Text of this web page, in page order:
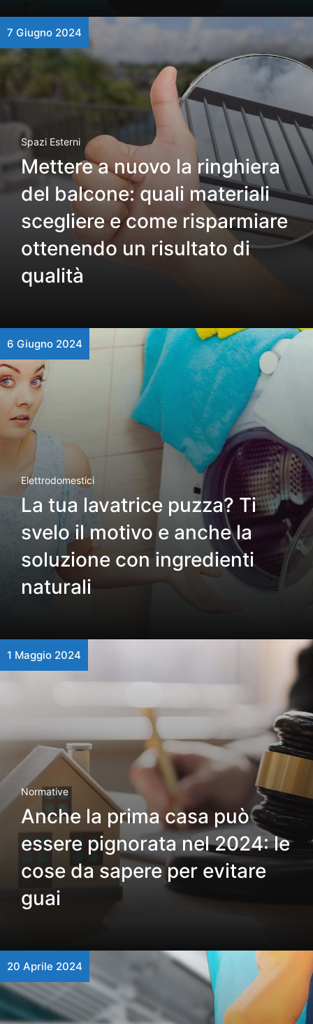
7 Giugno 2024
Spazi Esterni
Mettere a nuovo la ringhiera
del balcone: quali materiali
scegliere e come risparmiare
ottenendo un risultato di
qualità
6 Giugno 2024
Elettrodomestici
La tua lavatrice puzza? Ti
svelo il motivo e anche la
soluzione con ingredienti
naturali
1 Maggio 2024
Normative
Anche la prima casa può
essere pignorata nel 2024: le
cose da sapere per evitare
guai
20 Aprile 2024